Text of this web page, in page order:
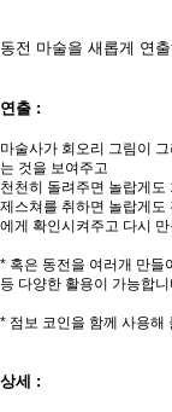
동전 마술을 새롭게 연
연출 :
마술사가 회오리 그림이
는 것을 보여주고
천천히 돌려주면 놀랍게
제스쳐를 취하면 놀랍게도
에게 확인시켜주고 다시
* 혹은 동전을 여러개 만들
등 다양한 활용이 가능합
* 점보 코인을 함께 사용해
상세 :